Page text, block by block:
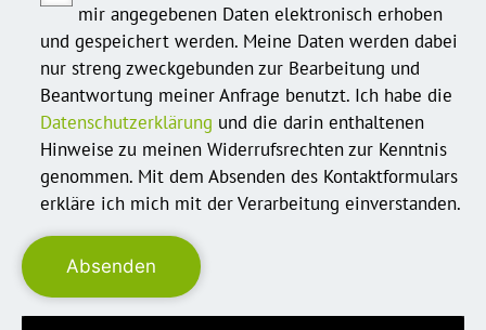
mir angegebenen Daten elektronisch erhoben
und gespeichert werden. Meine Daten werden dabei
nur streng zweckgebunden zur Bearbeitung und
Beantwortung meiner Anfrage benutzt. Ich habe die
Datenschutzerklärung und die darin enthaltenen
Hinweise zu meinen Widerrufsrechten zur Kenntnis
genommen. Mit dem Absenden des Kontaktformulars
erkläre ich mich mit der Verarbeitung einverstanden.